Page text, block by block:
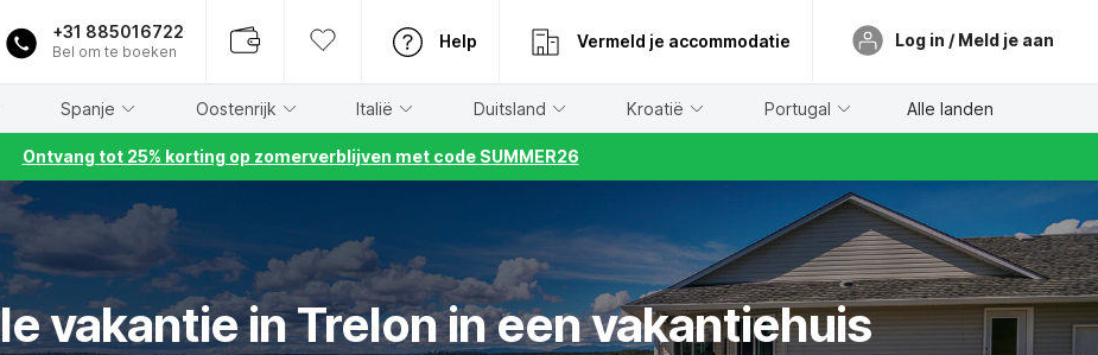
+31 885016722
Bel om te boeken
Help Vermeld je accommodatie Log in / Meld je aan
Spanje Oostenrijk Italië Duitsland Kroatië Portugal Alle landen
Ontvang tot 25% korting op zomerverblijven met code SUMMER26
vakantie in Trelon in een vakantiehuis